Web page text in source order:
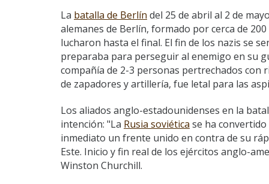
La batalla de Berlín del 25 de abril al 2 de
alemanes de Berlín, formado por cerca de
lucharon hasta el final. El fin de los nazis se
preparaba para perseguir al enemigo en su
compañía de 2-3 personas pertrechados con
de zapadores y artillería, fue letal para las
Los aliados anglo-estadounidenses en la
intención: "La Rusia soviética se ha
inmediato un frente unido en contra de su
Este. Inicio y fin real de los ejércitos anglo-
Winston Churchill.